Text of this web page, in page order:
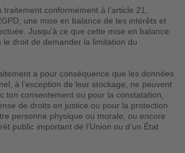
traitement conformément à l’article 21,
une mise en balance de tes intérêts et
Jusqu’à ce que cette mise en balance
le droit de demander la limitation du
a pour conséquence que les données
à l’exception de leur stockage, ne peuvent
ton consentement ou pour la constatation,
de droits en justice ou pour la protection
personne physique ou morale, ou encore
public important de l’Union ou d’un État